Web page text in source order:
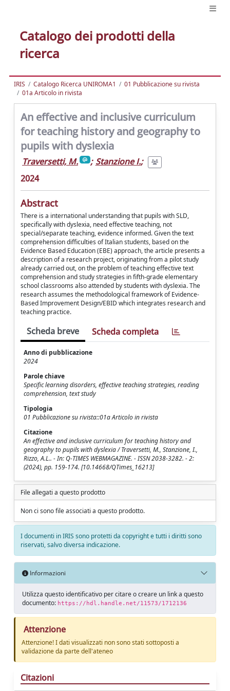
Catalogo dei prodotti della
ricerca
IRIS Catalogo Ricerca UNIROMA1
01 Pubblicazione su rivista
01a Articolo in rivista
An effective and inclusive curriculum
for teaching history and geography to
pupils with dyslexia
Traversetti, M. ; Stanzione I.;
2024
Abstract
There is a international understanding that pupils with SLD,
specifically with dyslexia, need effective teaching, not
special/separate teaching, evidence informed. Given the text
comprehension difficulties of Italian students, based on the
Evidence Based Education (EBE) approach, the article presents a
description of a research project, originating from a pilot study
already carried out, on the problem of teaching effective text
comprehension and study strategies in fifth-grade elementary
school classrooms also attended by students with dyslexia. The
research assumes the methodological framework of Evidence-
Based Improvement Design/EBID which integrates research and
teaching practice.
Scheda breve Scheda completa
Anno di pubblicazione
2024
Parole chiave
Specific learning disorders, effective teaching strategies, reading
comprehension, text study
Tipologia
01 Pubblicazione su rivista::01a Articolo in rivista
Citazione
An effective and inclusive curriculum for teaching history and
geography to pupils with dyslexia / Traversetti, M., Stanzione, I.,
Rizzo, A.L.. - In: Q-TIMES WEBMAGAZINE. - ISSN 2038-3282. - 2:
(2024), pp. 159-174. [10.14668/QTimes_16213]
File allegati a questo prodotto
Non ci sono file associati a questo prodotto.
I documenti in IRIS sono protetti da copyright e tutti i diritti sono
riservati, salvo diversa indicazione.
Informazioni
Utilizza questo identificativo per citare o creare un link a questo
documento: https://hdl.handle.net/11573/1712136
Attenzione
Attenzione! I dati visualizzati non sono stati sottoposti a
validazione da parte dell'ateneo
Citazioni